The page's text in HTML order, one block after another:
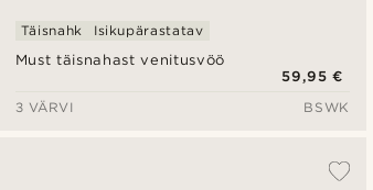
Must täisnahast venitusvöö
Täisnahk Isikupärastatav
59,95 €
3 VÄRVI
BSWK